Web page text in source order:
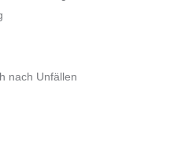
nach Unfällen